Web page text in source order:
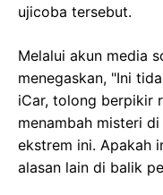
ujicoba tersebut.
Melalui akun media
menegaskan, "Ini
iCar, tolong berpikir
menambah misteri
ekstrem ini. Apakah
alasan lain di balik